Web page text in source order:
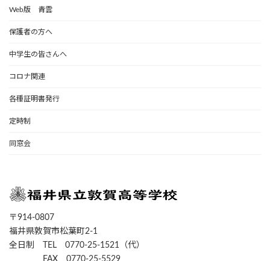
Web版 青雲
保護者の方へ
中学生の皆さんへ
コロナ関連
各種証明書発行
定時制
同窓会
〒914-0807
福井県敦賀市松葉町2-1
全日制 TEL 0770-25-1521（代）